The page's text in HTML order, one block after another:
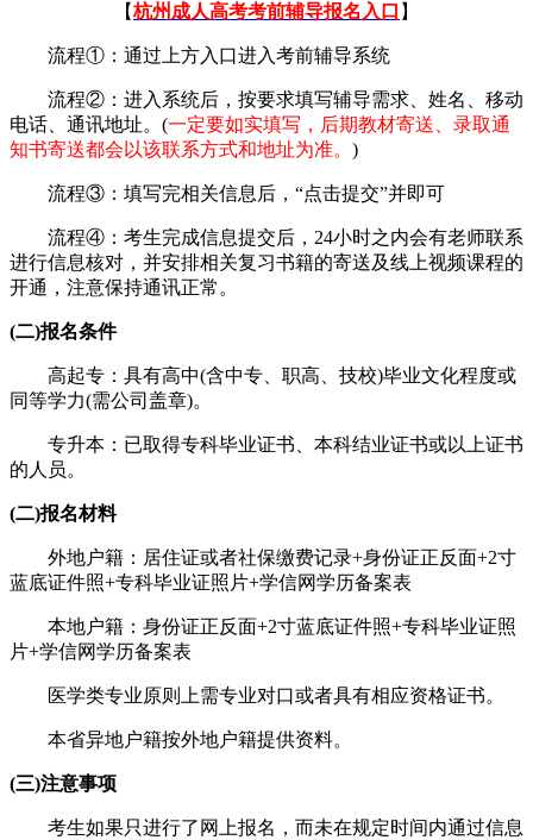
【杭州成人高考考前辅导报名入口 】
流程①：通过上方入口进入考前辅导系统
流程②：进入系统后，按要求填写辅导需求、姓名、移动
电话、通讯地址。(一定要如实填写，后期教材寄送、录取通
知书寄送都会以该联系方式和地址为准。 )
流程③：填写完相关信息后，“点击提交”并即可
流程④：考生完成信息提交后，24小时之内会有老师联系
进行信息核对，并安排相关复习书籍的寄送及线上视频课程的
开通，注意保持通讯正常。
(二)报名条件
高起专：具有高中(含中专、职高、技校)毕业文化程度或
同等学力(需公司盖章)。
专升本：已取得专科毕业证书、本科结业证书或以上证书
的人员。
(二)报名材料
外地户籍：居住证或者社保缴费记录+身份证正反面+2寸
蓝底证件照+专科毕业证照片+学信网学历备案表
本地户籍：身份证正反面+2寸蓝底证件照+专科毕业证照
片+学信网学历备案表
医学类专业原则上需专业对口或者具有相应资格证书。
本省异地户籍按外地户籍提供资料。
(三)注意事项
考生如果只进行了网上报名，而未在规定时间内通过信息